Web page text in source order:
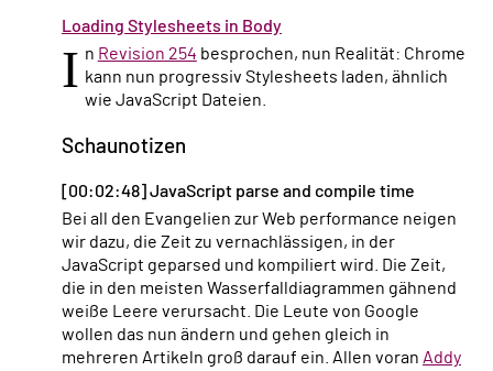
Loading Stylesheets in Body
I n Revision 254 besprochen, nun Realität: Chrome
kann nun progressiv Stylesheets laden, ähnlich
wie JavaScript Dateien.
Schaunotizen
[00:02:48] JavaScript parse and compile time
Bei all den Evangelien zur Web performance neigen
wir dazu, die Zeit zu vernachlässigen, in der
JavaScript geparsed und kompiliert wird. Die Zeit,
die in den meisten Wasserfalldiagrammen gähnend
weiße Leere verursacht. Die Leute von Google
wollen das nun ändern und gehen gleich in
mehreren Artikeln groß darauf ein. Allen voran Addy